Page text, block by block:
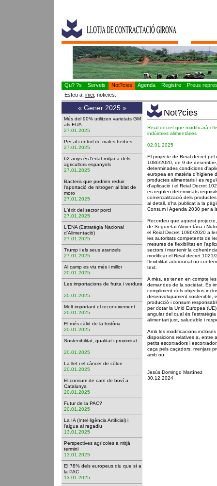
Qu? ?s Serveis Not?cies Agenda Registre
Preus
Esteu a: inici , noticies.
« Gener 2025 »
Més del 90% utilitzen varietats GM
als EUA
27.01.2025
Per al control de males herbes
27.01.2025
62 anys és l'edat mitjana dels
agricultors espanyols
27.01.2025
Bacteris que podrien reduir
l'aportació de nitrogen al blat de
moro
27.01.2025
L'èxit del sector porcí
27.01.2025
L'ENA (Estratègia Nacional
d'Alimentació)
27.01.2025
Trump i els seus aranzels
27.01.2025
Al camp es viu més i millor
20.01.2025
Les importacions de fruita i verdura
20.01.2025
Molt important el reconeixement
20.01.2025
El més càlid de la història
20.01.2025
Sostenibilitat, qualitat i proximitat
20.01.2025
La llet i el càncer de còlon
20.01.2025
El consum de carn de boví a
Catalunya
20.01.2025
Futur de la PAC?
20.01.2025
La IA (Intel·ligència Artificial) i
l'aigua al regadiu
13.01.2025
Perspectives agrícoles a mitjà
termini
13.01.2025
El 78% dels europeus diu que sí a
la PAC
13.01.2025
Not?cies
Reial decret que modificarà i
indústries alimentàries
02.01.2025
El projecte de Reial decret pel
1086/2020, de 9 de
determinades condicions
europea en matèria d'higiene
productes alimentaris i es
d’aplicació i el Reial Decret
es regulen determinats
comercialització dels
al detall, s'ha publicat a la
Consum i Agenda 2030 per a
Recordeu que aquest
de Seguretat Alimentària i
el Reial Decret 1086/2020 a
les autoritats competents de
mesures de flexibilitat en
sectors i mantenir la
modificar el Reial decret
flexibilitat addicional no
text.
A més, es tenen en compte
demandes de la societat. És
compliment dels objectius
desenvolupament sostenible,
producció i consum
per dotar la Unió Europea
angular del qual és
alimentari just, saludable i
Amb les modificacions
disposicions relatives a, entre
petits escorxadors i
caça pels caçadors, menjars
amb ou.
Jesús Domingo Martínez
30.12.2024